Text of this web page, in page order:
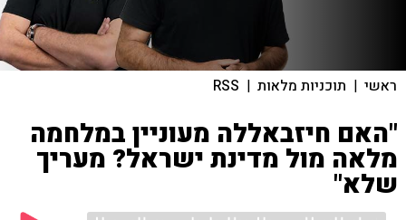
ראשי | תוכניות מלאות |
RSS
"האם חיזבאללה מעוניין במלחמה
מלאה מול מדינת ישראל? מעריך
שלא"